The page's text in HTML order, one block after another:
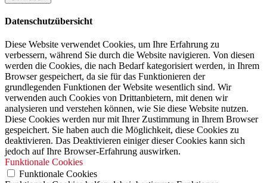
Datenschutzübersicht
Diese Website verwendet Cookies, um Ihre Erfahrung zu
verbessern, während Sie durch die Website navigieren. Von diesen
werden die Cookies, die nach Bedarf kategorisiert werden, in Ihrem
Browser gespeichert, da sie für das Funktionieren der
grundlegenden Funktionen der Website wesentlich sind. Wir
verwenden auch Cookies von Drittanbietern, mit denen wir
analysieren und verstehen können, wie Sie diese Website nutzen.
Diese Cookies werden nur mit Ihrer Zustimmung in Ihrem Browser
gespeichert. Sie haben auch die Möglichkeit, diese Cookies zu
deaktivieren. Das Deaktivieren einiger dieser Cookies kann sich
jedoch auf Ihre Browser-Erfahrung auswirken.
Funktionale Cookies
Funktionale Cookies